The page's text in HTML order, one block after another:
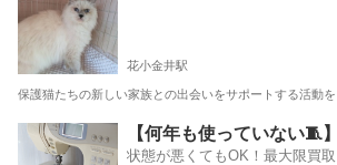
花小金井駅
保護猫たちの新しい家族との出会いをサポートする活動
東京 小平市 花小金井駅 猫 費用
【何年も使っていない🧵
状態が悪くてもOK！最大限買